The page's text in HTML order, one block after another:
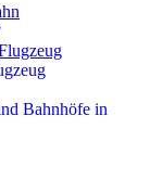
Bahnhöfe in